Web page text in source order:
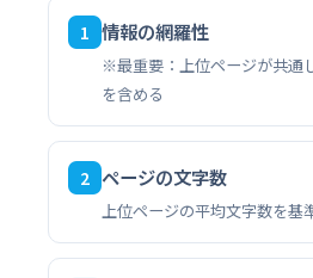
1 情報の網羅性
※最重要：上位ページが共通
を含める
2 ページの文字数
上位ページの平均文字数を基